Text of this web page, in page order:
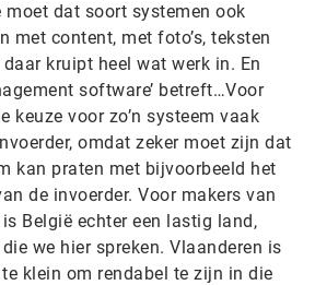
moet dat soort systemen ook
met content, met foto’s, teksten
kruipt heel wat werk in. En
software’ betreft…Voor
keuze voor zo’n systeem vaak
omdat zeker moet zijn dat
kan praten met bijvoorbeeld het
de invoerder. Voor makers van
België echter een lastig land,
we hier spreken. Vlaanderen is
klein om rendabel te zijn in die